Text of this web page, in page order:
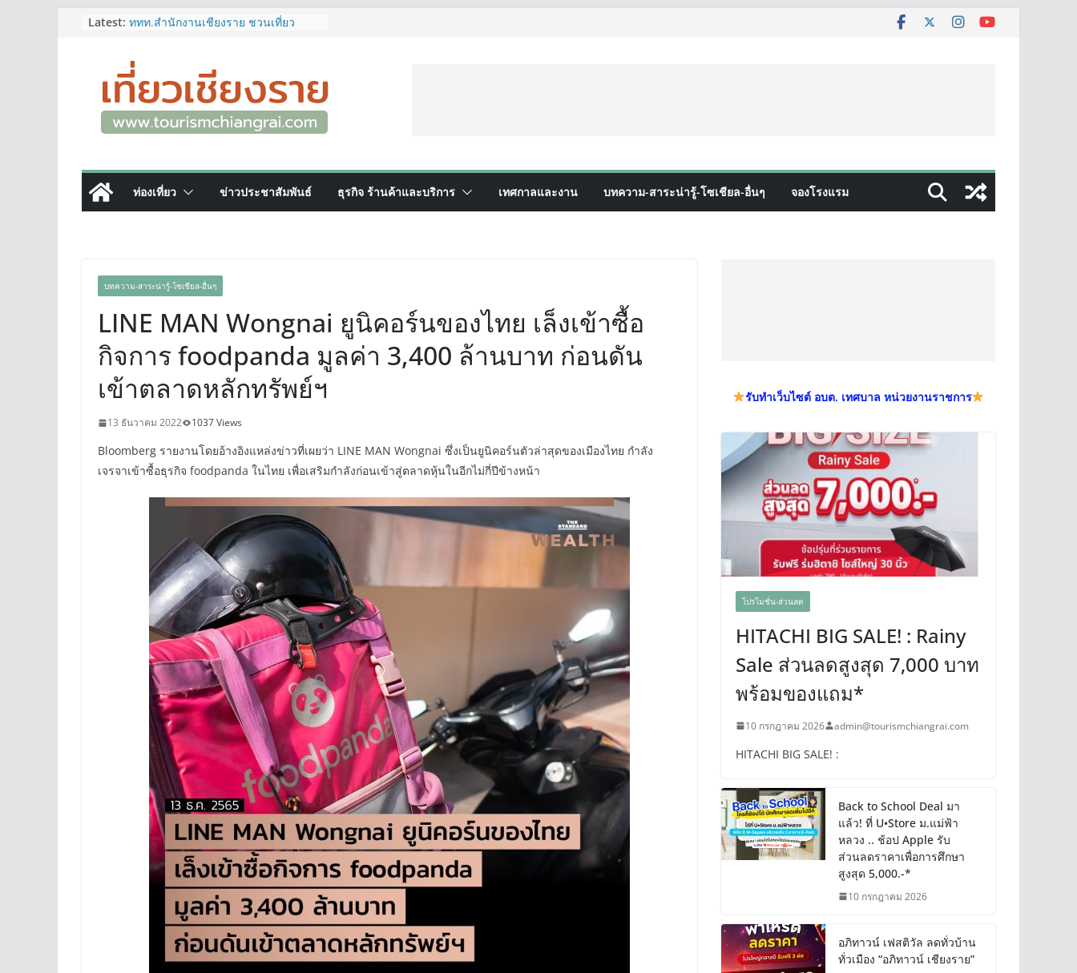
Latest: ททท.สำนักงานเชียงราย ชวนเที่ยว
เก็บแสตมป์ครบ แล้วรับของที่ระลึกสุด
พิเศษ! ทันที
เลขสวย หมวด ขจ เปิดประมูลออนไลน์
แล้ววันนี้ เลขเด่น เลขมงคล ความหมาย
ดีมีให้เลือกหลากหลายทั้ง 301 หมายเลข
จ.เชียงราย ที่ไม่ควรพลาด!
12–16 ส.ค.นี้ เตรียมพบกับมหกรรมสุด
ยิ่งใหญ่แห่งปี “อุตสาหกรรมแฟร์ ล้านนา
ตะวันออก 2026”
และการท่องเที่ยวของเมือง
ท่องเที่ยว ข่าวประชาสัมพันธ์ ธุรกิจ ร้านค้าและบริการ เทศกาลและงาน บทความ-สาระน่ารู้-โซเชียล-อื่นๆ จองโรงแรม
บทความ-สาระน่ารู้-โซเชียล-อื่นๆ
LINE MAN Wongnai ยูนิคอร์นของไทย เล็งเข้าซื้อ
กิจการ foodpanda มูลค่า 3,400 ล้านบาท ก่อนดัน
เข้าตลาดหลักทรัพย์ฯ
13 ธันวาคม 2022 1037 Views
Bloomberg รายงานโดยอ้างอิงแหล่งข่าวที่เผยว่า LINE MAN Wongnai ซึ่งเป็นยูนิคอร์นตัวล่าสุดของเมืองไทย กำลัง
เจรจาเข้าซื้อธุรกิจ foodpanda ในไทย เพื่อเสริมกำลังก่อนเข้าสู่ตลาดหุ้นในอีกไม่กี่ปีข้างหน้า
รับทำเว็บไซต์ อบต. เทศบาล หน่วยงานราชการ
โปรโมชั่น-ส่วนลด
HITACHI BIG SALE! : Rainy
Sale ส่วนลดสูงสุด 7,000 บาท
พร้อมของแถม*
10 กรกฎาคม 2026 admin@tourismchiangrai.com
HITACHI BIG SALE! :
Back to School Deal มา
แล้ว! ที่ U•Store ม.แม่ฟ้า
หลวง .. ช้อป Apple รับ
ส่วนลดราคาเพื่อการศึกษา
สูงสุด 5,000.-*
10 กรกฎาคม 2026
อภิทาวน์ เฟสติวัล ลดทั่วบ้าน
ทั่วเมือง “อภิทาวน์ เชียงราย”